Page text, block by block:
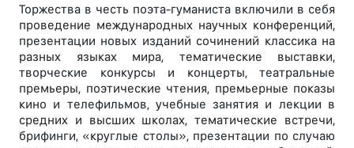
Торжества в честь поэта-гуманиста включили в себя
проведение международных научных конференций,
презентации новых изданий сочинений классика на
разных языках мира, тематические выставки,
творческие конкурсы и концерты, театральные
премьеры, поэтические чтения, премьерные показы
кино и телефильмов, учебные занятия и лекции в
средних и высших школах, тематические встречи,
брифинги, «круглые столы», презентации по случаю